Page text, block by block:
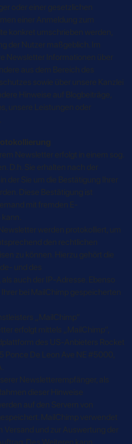
oder einer gesetzlichen
einer Anmeldung zum
konkret umschrieben werden,
der Nutzer maßgeblich. Im
Newsletter Informationen über
aus dem Bereich des
sowie über unsere Kanzlei
Hinweise auf Blogbeiträge,
unsere Leistungen oder
Newsletter erfolgt in einem sog.
D.h. Sie erhalten nach der
der Sie um die Bestätigung Ihrer
Diese Bestätigung ist
mit fremden E-
werden protokolliert, um
den rechtlichen
zu können. Hierzu gehört die
und des
auch der IP-Adresse. Ebenso
bei MailChimp gespeicherten
„MailChimp“
erfolgt mittels „MailChimp“,
des US-Anbieters Rocket
Ponce De Leon Ave NE #5000,
Newsletterempfänger, als
dieser Hinweise
auf den Servern von
MailChimp verwendet
Versand und zur Auswertung der
Des Weiteren kann